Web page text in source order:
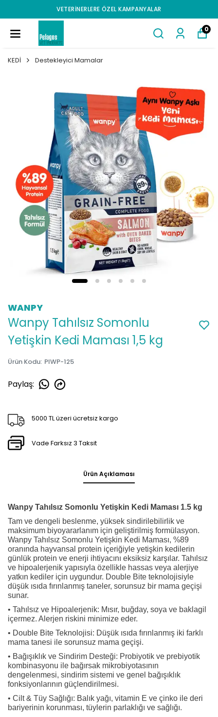
VETERINERLERE ÖZEL KAMPANYALAR
0
KEDİ Destekleyici Mamalar
WANPY
Wanpy Tahılsız Somonlu
Yetişkin Kedi Maması 1,5 kg
Ürün Kodu: PIWP-125
Paylaş:
5000 TL üzeri ücretsiz kargo
Vade Farksız 3 Taksit
Ürün Açıklaması
Wanpy Tahılsız Somonlu Yetişkin Kedi Maması 1.5 kg
Tam ve dengeli beslenme, yüksek sindirilebilirlik ve
maksimum biyoyararlanım için geliştirilmiş formülasyon.
Wanpy Tahılsız Somonlu Yetişkin Kedi Maması, %89
oranında hayvansal protein içeriğiyle yetişkin kedilerin
günlük protein ve enerji ihtiyacını eksiksiz karşılar. Tahılsız
ve hipoalerjenik yapısıyla özellikle hassas veya alerjiye
yatkın kediler için uygundur. Double Bite teknolojisiyle
düşük ısıda fırınlanmış taneler, sorunsuz bir mama geçişi
sunar.
• Tahılsız ve Hipoalerjenik: Mısır, buğday, soya ve baklagil
içermez. Alerjen riskini minimize eder.
• Double Bite Teknolojisi: Düşük ısıda fırınlanmış iki farklı
mama tanesi ile sorunsuz mama geçişi.
• Bağışıklık ve Sindirim Desteği: Probiyotik ve prebiyotik
kombinasyonu ile bağırsak mikrobiyotasının
dengelenmesi, sindirim sistemi ve genel bağışıklık
fonksiyonlarının güçlendirilmesi.
• Cilt & Tüy Sağlığı: Balık yağı, vitamin E ve çinko ile deri
bariyerinin korunması, tüylerin parlaklığı ve sağlığı.